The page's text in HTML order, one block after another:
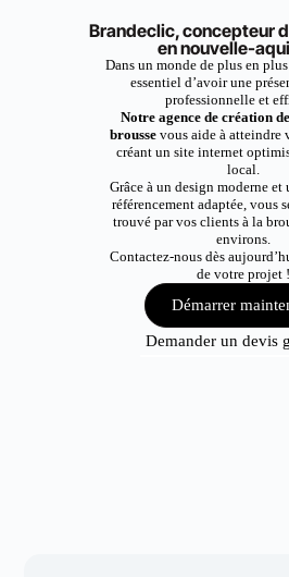
Brandeclic, concepteur
en nouvelle-
Dans un monde de plus en
essentiel d’avoir une
professionnelle et
Notre agence de création
brousse vous aide à atteindre
créant un site internet
local.
Grâce à un design moderne et
référencement adaptée, vous
trouvé par vos clients à la
environs.
Contactez-nous dès
de votre projet !
Démarrer
Demander un devis